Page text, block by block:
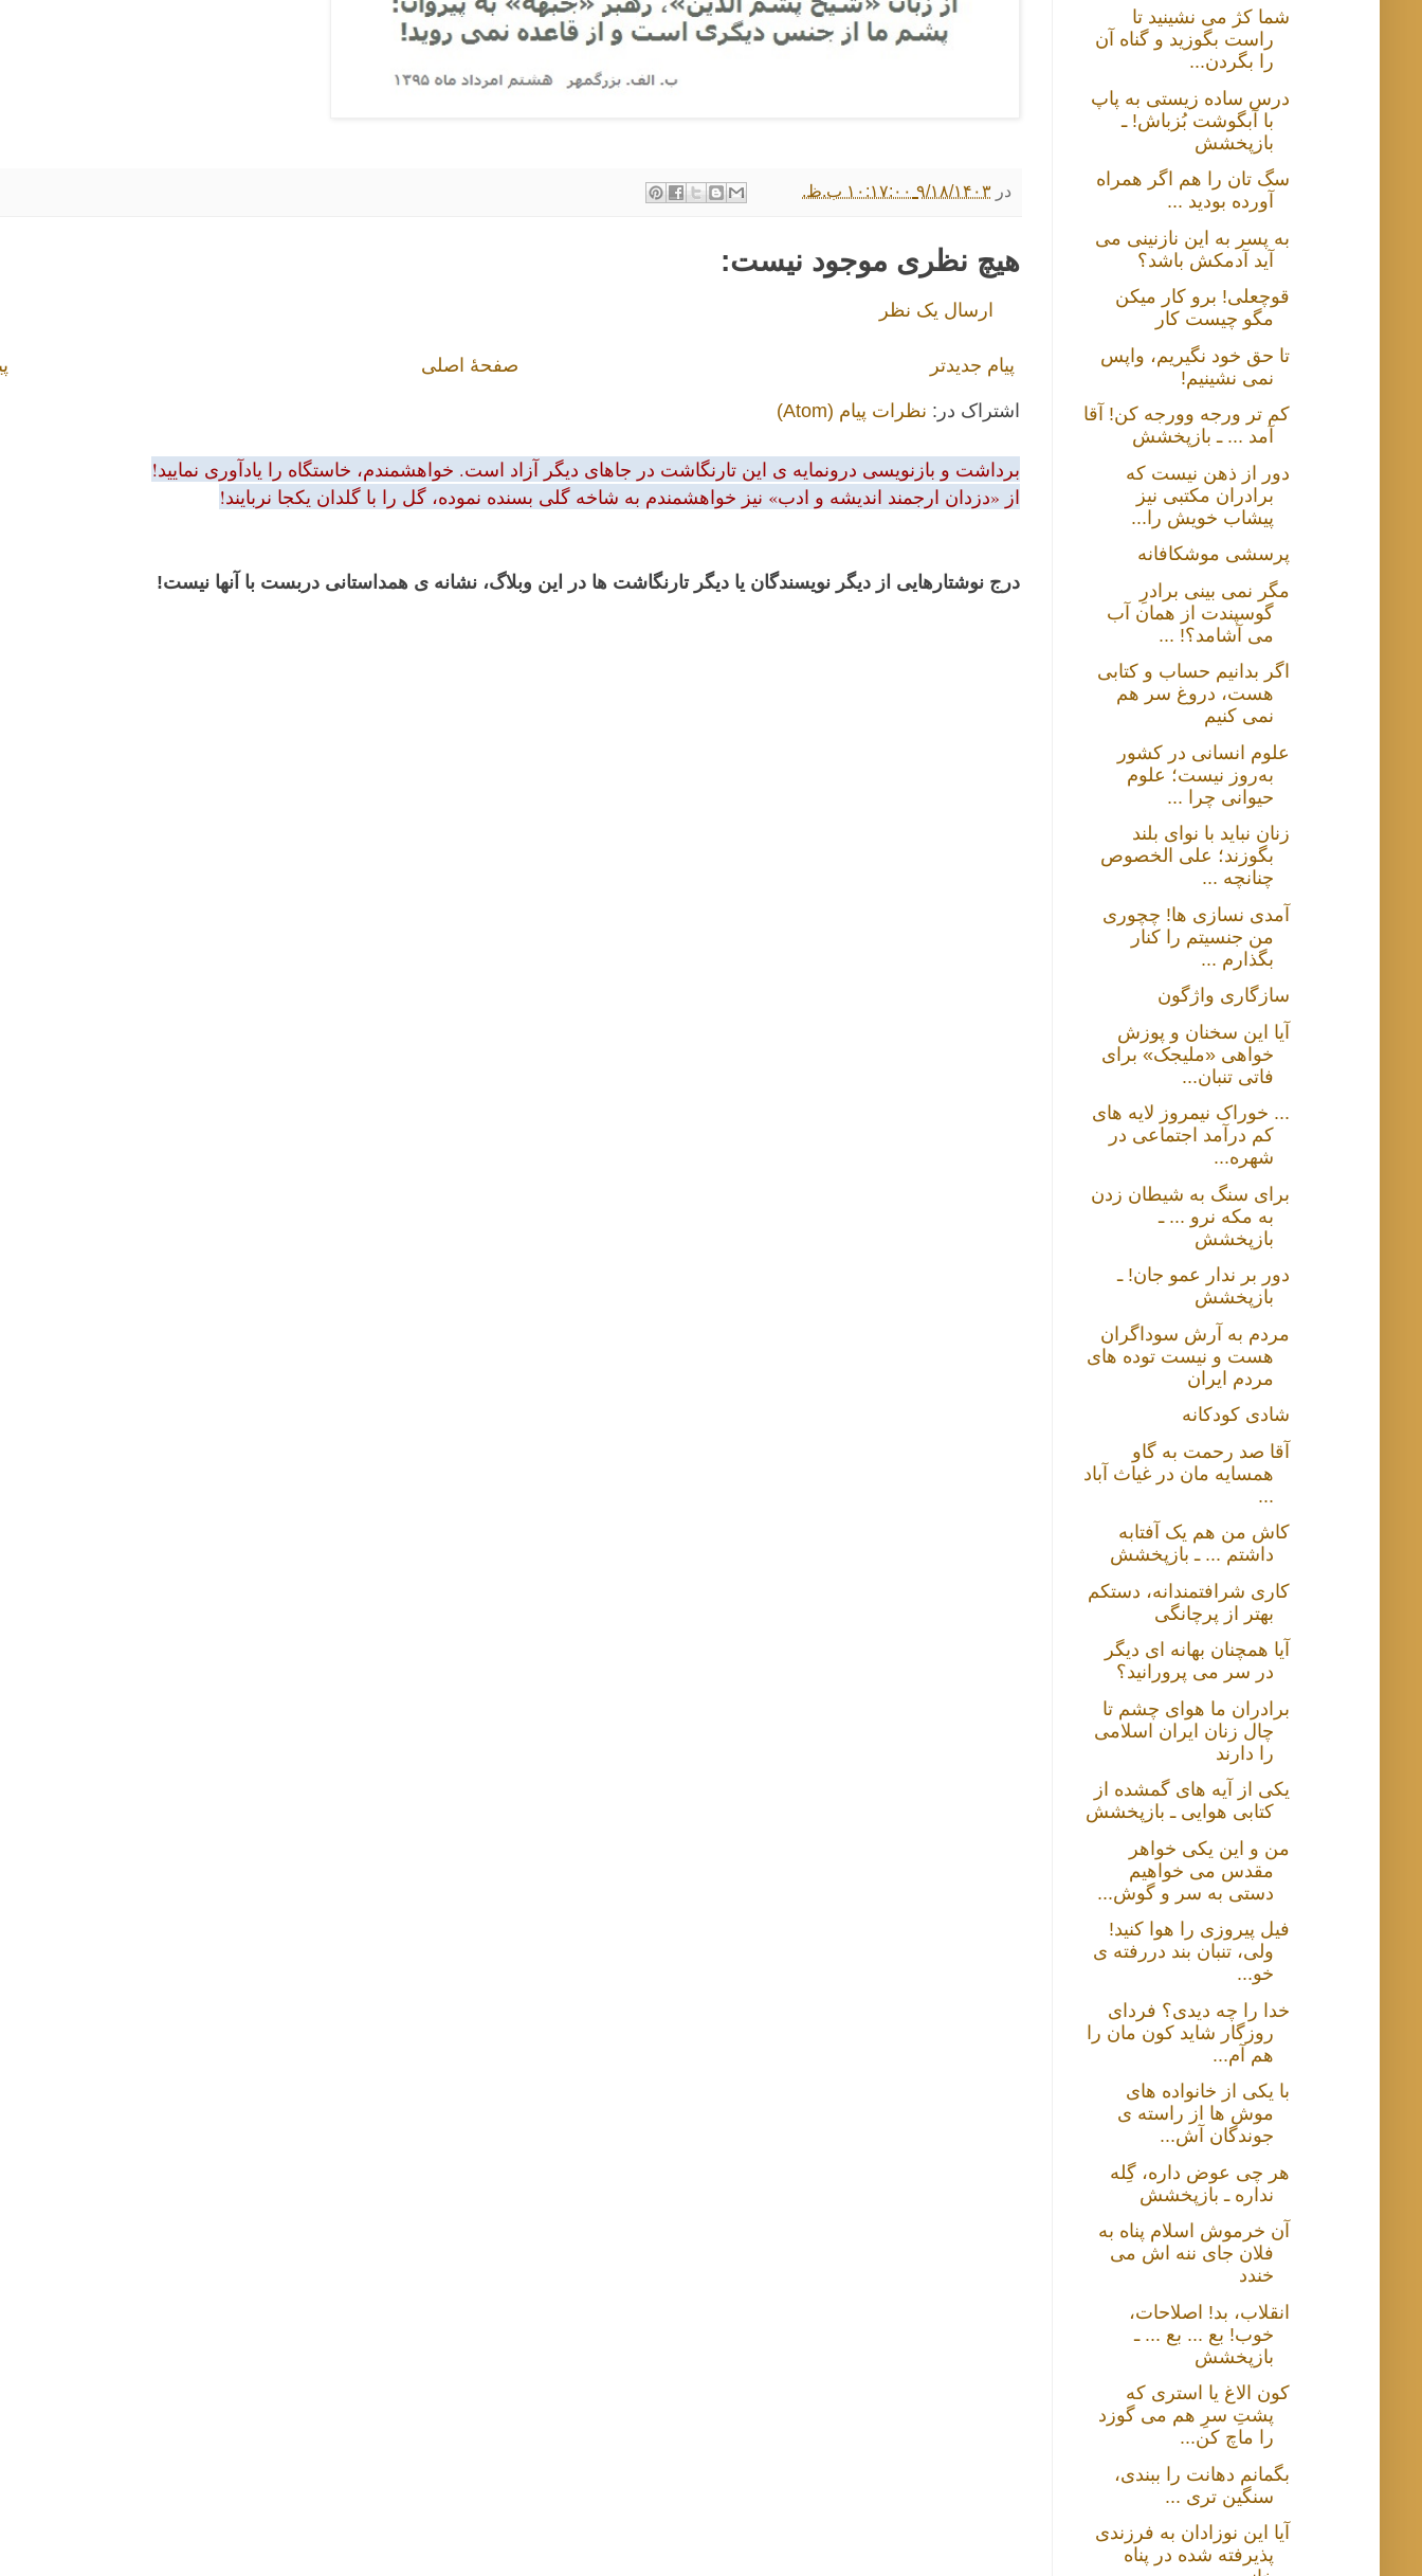
در ۹/۱۸/۱۴۰۳ ۱۰:۱۷:۰۰ ب.ظ.
هیچ نظری موجود نیست:
ارسال یک نظر
پیام جدیدتر صفحهٔ اصلی
اشتراک در: نظرات پیام (Atom)
برداشت و بازنویسی درونمایه ی این تارنگاشت در جاهای دیگر آزاد است. خواهشمندم، خاستگاه را یادآوری نمایید!
از «دزدان ارجمند اندیشه و ادب» نیز خواهشمندم به شاخه گلی بسنده نموده، گل را با گلدان یکجا نربایند!
درج نوشتارهایی از دیگر نویسندگان یا دیگر تارنگاشت ها در این وبلاگ، نشانه ی همداستانی دربست با آنها نیست!
شما کژ می نشینید تا
راست بگوزید و گناه آن
را بگردن...
درس ساده زیستی به پاپ
با آبگوشت بُزباش! ـ
بازپخشش
سگ تان را هم اگر همراه
آورده بودید ...
به پسر به این نازنینی می
آید آدمکش باشد؟
قوچعلی! برو کار میکن
مگو چیست کار
تا حق خود نگیریم، واپس
نمی نشینیم!
کم تر ورجه وورجه کن! آقا
آمد ... ـ بازپخشش
دور از ذهن نیست که
برادران مکتبی نیز
پیشاب خویش را...
پرسشی موشکافانه
مگر نمی بینی برادرِ
گوسپندت از همان آب
می آشامد؟! ...
اگر بدانیم حساب و کتابی
هست، دروغ سر هم
نمی کنیم
علوم انسانی در کشور
به‌روز نیست؛ علوم
حیوانی چرا ...
زنان نباید با نوای بلند
بگوزند؛ علی الخصوص
چنانچه ...
آمدی نسازی ها! چچوری
من جنسیتم را کنار
بگذارم ...
سازگاری واژگون
آیا این سخنان و پوزش
خواهی «ملیجک» برای
فاتی تنبان...
... خوراک نیمروز لایه های
کم درآمد اجتماعی در
شهره...
برای سنگ به شیطان زدن
به مکه نرو ... ـ
بازپخشش
دور بر ندار عمو جان! ـ
بازپخشش
مردم به آرش سوداگران
هست و نیست توده های
مردم ایران
شادی کودکانه
آقا صد رحمت به گاو
همسایه مان در غیاث آباد
...
کاش من هم یک آفتابه
داشتم ... ـ بازپخشش
کاری شرافتمندانه، دستکم
بهتر از پرچانگی
آیا همچنان بهانه ای دیگر
در سر می پرورانید؟
برادران ما هوای چشم تا
چال زنان ایران اسلامی
را دارند
یکی از آیه های گمشده از
کتابی هوایی ـ بازپخشش
من و این یکی خواهر
مقدس می خواهیم
دستی به سر و گوش...
فیل پیروزی را هوا کنید!
ولی، تنبان بند دررفته ی
خو...
خدا را چه دیدی؟ فردای
روزگار شاید کون مان را
هم آم...
با یکی از خانواده های
موش ها از راسته ی
جوندگان آش...
هر چی عوض داره، گِله
نداره ـ بازپخشش
آن خرموش اسلام پناه به
فلان جای ننه اش می
خندد
انقلاب، بد! اصلاحات،
خوب! بع ... بع ... ـ
بازپخشش
کون الاغ یا استری که
پشتِ سرِ هم می گوزد
را ماچ کن...
بگمانم دهانت را ببندی،
سنگین تری ...
آیا این نوزادان به فرزندی
پذیرفته شده در پناه